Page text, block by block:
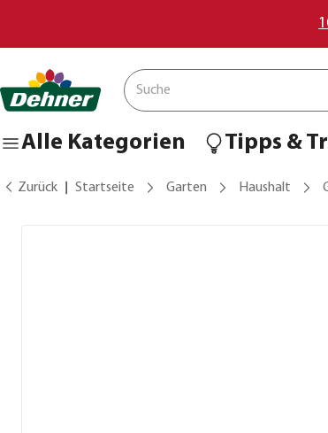
Alle Kategorien Tipps &
Zurück Startseite Garten Haushalt